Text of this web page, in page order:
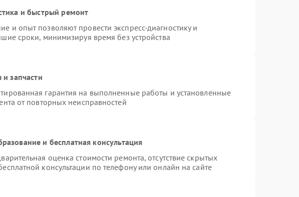
и быстрый ремонт
и опыт позволяют провести экспресс-диагностику и
сроки, минимизируя время без устройства
и запчасти
гарантия на выполненные работы и установленные
от повторных неисправностей
и бесплатная консультация
оценка стоимости ремонта, отсутствие скрытых
консультации по телефону или онлайн на сайте